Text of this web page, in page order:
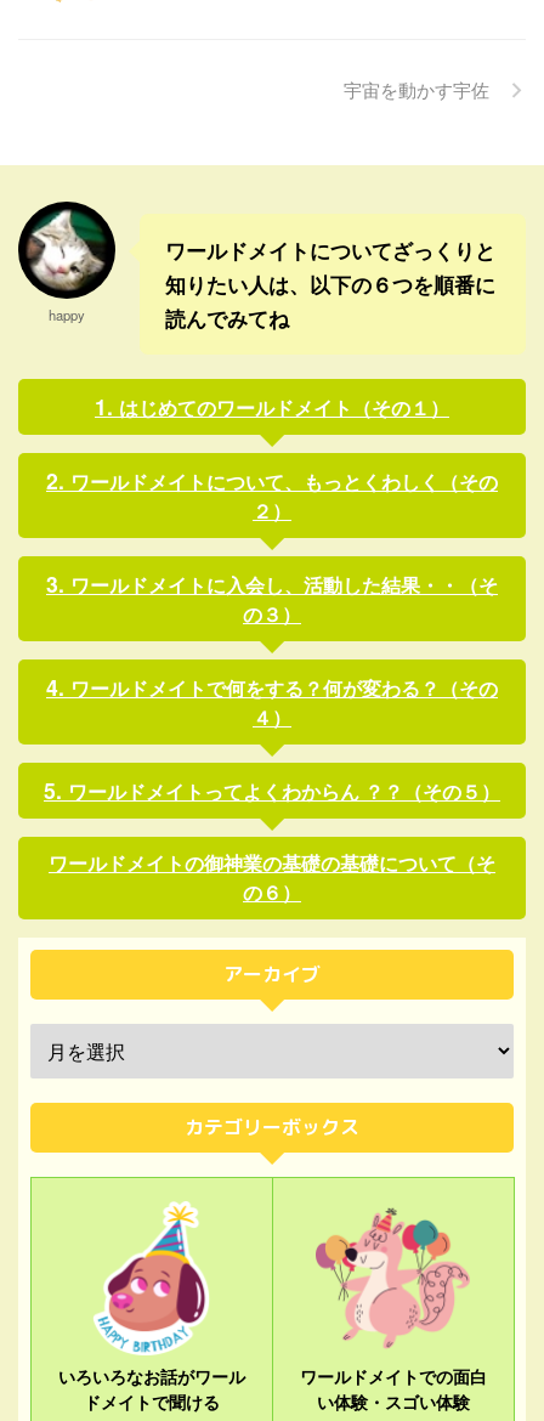
連合（ＡＳＥＡＮ）加盟国に
しないと確約する付属議定書
に署名することが分かった。
ＡＳＥＡＮ外交筋 ...
部が、余計なことで苦しんだ
に変わっていくんだな〜とい
￣;) いままでも別に苦しんだり
してないんだけどね・・。全
然ありがたい事ばかりなんだ
け ...
宇宙を動かす宇佐
happy
ワールドメイトについてざっくりと
知りたい人は、以下の６つを順番に
読んでみてね
はじめてのワールドメイト（その１）
ワールドメイトについて、もっとくわしく（その
２）
ワールドメイトに入会し、活動した結果・・（そ
の３）
ワールドメイトで何をする？何が変わる？（その
４）
ワールドメイトってよくわからん ？？（その５）
ワールドメイトの御神業の基礎の基礎について（そ
の６）
アーカイブ
カテゴリーボックス
いろいろなお話がワール
ドメイトで聞ける
ワールドメイトでの面白
い体験・スゴい体験